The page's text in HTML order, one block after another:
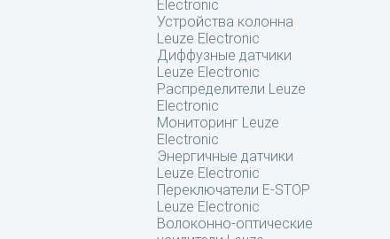
Electronic
Устройства колонна
Leuze Electronic
Диффузные датчики
Leuze Electronic
Распределители Leuze
Electronic
Мониторинг Leuze
Electronic
Энергичные датчики
Leuze Electronic
Переключатели E-STOP
Leuze Electronic
Волоконно-оптические